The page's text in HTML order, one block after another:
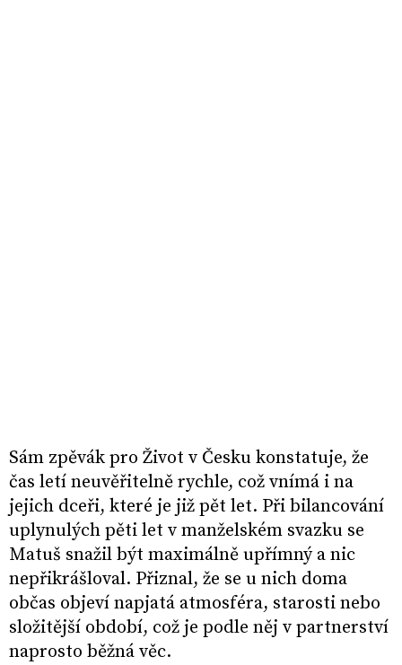
Sám zpěvák pro Život v Česku konstatuje, že
čas letí neuvěřitelně rychle, což vnímá i na
jejich dceři, které je již pět let. Při bilancování
uplynulých pěti let v manželském svazku se
Matuš snažil být maximálně upřímný a nic
nepřikrášloval. Přiznal, že se u nich doma
občas objeví napjatá atmosféra, starosti nebo
složitější období, což je podle něj v partnerství
naprosto běžná věc.